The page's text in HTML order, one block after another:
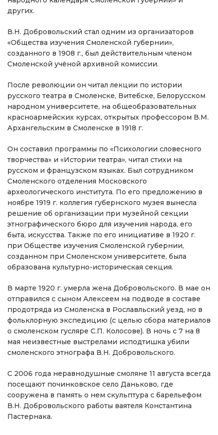
других.
В.Н. Добровольский стал одним из организаторов
«Общества изучения Смоленской губернии»,
созданного в 1908 г., был действительным членом
Смоленской учёной архивной комиссии.
После революции он читал лекции по истории
русского театра в Смоленске, Витебске, Белорусском
народном университете, на общеобразовательных
красноармейских курсах, открытых профессором В.М.
Архангельским в Смоленске в 1918 г.
Он составил программы по «Психологии словесного
творчества» и «Истории театра», читал стихи на
русском и французском языках. Был сотрудником
Смоленского отделения Московского
археологического института. По его предложению в
ноябре 1919 г. коллегия губернского музея вынесла
решение об организации при музейной секции
этнографического бюро для изучения народа, его
быта, искусства. Также по его инициативе в 1920 г.
при Обществе изучения Смоленской губернии,
созданном при Смоленском университете, была
образована культурно-историческая секция.
В марте 1920 г. умерла жена Добровольского. В мае он
отправился с сыном Алексеем на подводе в составе
продотряда из Смоленска в Рославльский уезд, но в
фольклорную экспедицию (с целью сбора материалов
о смоленском гусляре С.П. Колосове). В ночь с 7 на 8
мая неизвестные выстрелами исподтишка убили
смоленского этнографа В.Н. Добровольского.
С 2006 года неравнодушные смоляне 11 августа всегда
посещают починковское село Даньково, где
сооружена в память о нем скульптура с барельефом
В.Н. Добровольского работы ваятеля Константина
Пастернака.